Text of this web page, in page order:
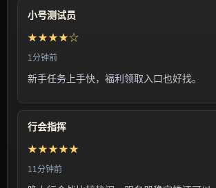
小号测试员
★★★★☆
1分钟前
新手任务上手快，福利领取入口也好找。
行会指挥
★★★★★
11分钟前